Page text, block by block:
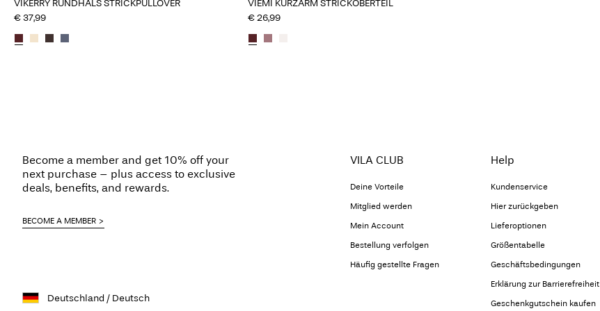
VIKERRY RUNDHALS STRICKPULLOVER
€ 37,99
VIEMI KURZARM STRICKOBERTEIL
€ 26,99
Become a member and get 10% off your
next purchase – plus access to exclusive
deals, benefits, and rewards.
BECOME A MEMBER
VILA CLUB
Deine Vorteile
Mitglied werden
Mein Account
Bestellung verfolgen
Häufig gestellte Fragen
Help
Kundenservice
Hier zurückgeben
Lieferoptionen
Größentabelle
Geschäftsbedingungen
Erklärung zur Barrierefreiheit
Geschenkgutschein kaufen
Deutschland / Deutsch